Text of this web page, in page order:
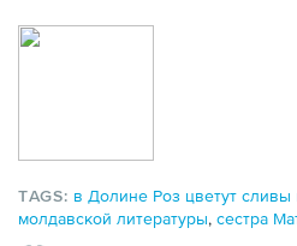
TAGS: в Долине Роз цветут
молдавской литературы, сестра